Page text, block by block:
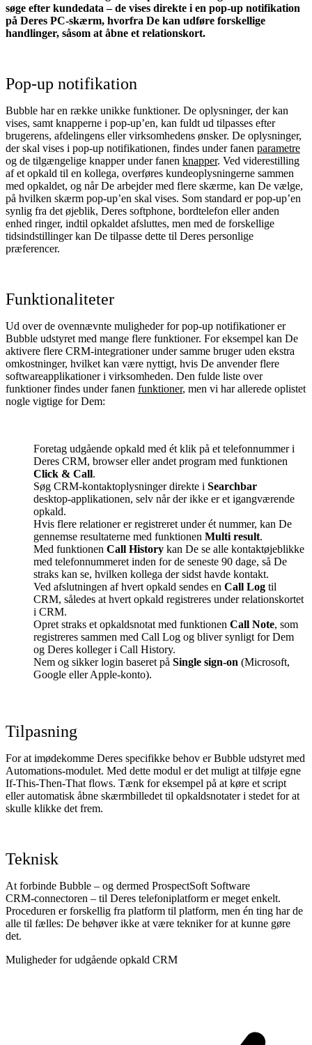
søge efter kundedata – de vises direkte i en pop‑up notifikation
på Deres PC‑skærm, hvorfra De kan udføre forskellige
handlinger, såsom at åbne et relationskort.
Pop‑up notifikation
Bubble har en række unikke funktioner. De oplysninger, der kan
vises, samt knapperne i pop‑up’en, kan fuldt ud tilpasses efter
brugerens, afdelingens eller virksomhedens ønsker. De oplysninger,
der skal vises i pop‑up notifikationen, findes under fanen parametre
og de tilgængelige knapper under fanen knapper. Ved viderestilling
af et opkald til en kollega, overføres kundeoplysningerne sammen
med opkaldet, og når De arbejder med flere skærme, kan De vælge,
på hvilken skærm pop‑up’en skal vises. Som standard er pop‑up’en
synlig fra det øjeblik, Deres softphone, bordtelefon eller anden
enhed ringer, indtil opkaldet afsluttes, men med de forskellige
tidsindstillinger kan De tilpasse dette til Deres personlige
præferencer.
Funktionaliteter
Ud over de ovennævnte muligheder for pop‑up notifikationer er
Bubble udstyret med mange flere funktioner. For eksempel kan De
aktivere flere CRM‑integrationer under samme bruger uden ekstra
omkostninger, hvilket kan være nyttigt, hvis De anvender flere
softwareapplikationer i virksomheden. Den fulde liste over
funktioner findes under fanen funktioner, men vi har allerede oplistet
nogle vigtige for Dem:
Foretag udgående opkald med ét klik på et telefonnummer i
Deres CRM, browser eller andet program med funktionen
Click & Call.
Søg CRM‑kontaktoplysninger direkte i Searchbar
desktop‑applikationen, selv når der ikke er et igangværende
opkald.
Hvis flere relationer er registreret under ét nummer, kan De
gennemse resultaterne med funktionen Multi result.
Med funktionen Call History kan De se alle kontaktøjeblikke
med telefonnummeret inden for de seneste 90 dage, så De
straks kan se, hvilken kollega der sidst havde kontakt.
Ved afslutningen af hvert opkald sendes en Call Log til
CRM, således at hvert opkald registreres under relationskortet
i CRM.
Opret straks et opkaldsnotat med funktionen Call Note, som
registreres sammen med Call Log og bliver synligt for Dem
og Deres kolleger i Call History.
Nem og sikker login baseret på Single sign‑on (Microsoft,
Google eller Apple‑konto).
Tilpasning
For at imødekomme Deres specifikke behov er Bubble udstyret med
Automations‑modulet. Med dette modul er det muligt at tilføje egne
If‑This‑Then‑That flows. Tænk for eksempel på at køre et script
eller automatisk åbne skærmbilledet til opkaldsnotater i stedet for at
skulle klikke det frem.
Teknisk
At forbinde Bubble – og dermed ProspectSoft Software
CRM‑connectoren – til Deres telefoni­platform er meget enkelt.
Proceduren er forskellig fra platform til platform, men én ting har de
alle til fælles: De behøver ikke at være tekniker for at kunne gøre
det.
Muligheder for udgående opkald CRM